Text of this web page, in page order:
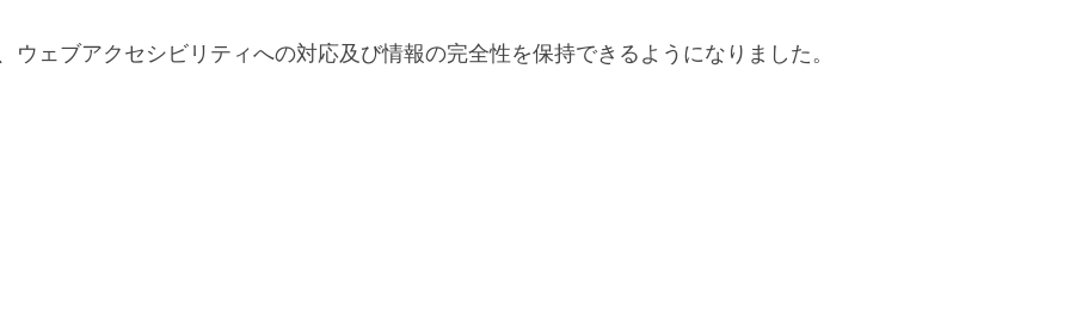
ェブアクセシビリティへの対応及び情報の完全性を保持できるようになりました。